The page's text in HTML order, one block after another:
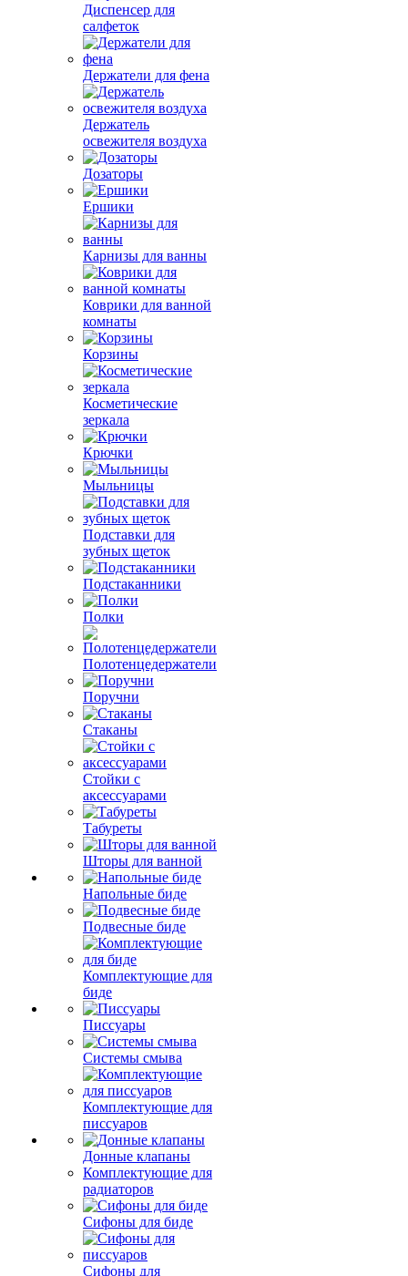
Диспенсер для
салфеток
Держатели для фена
Держатель
освежителя воздуха
Дозаторы
Ершики
Карнизы для ванны
Коврики для ванной
комнаты
Корзины
Косметические
зеркала
Крючки
Мыльницы
Подставки для
зубных щеток
Подстаканники
Полки
Полотенцедержатели
Поручни
Стаканы
Стойки с
аксессуарами
Табуреты
Шторы для ванной
Напольные биде
Подвесные биде
Комплектующие для
биде
Писсуары
Системы смыва
Комплектующие для
писсуаров
Донные клапаны
Комплектующие для
радиаторов
Сифоны для биде
Сифоны для